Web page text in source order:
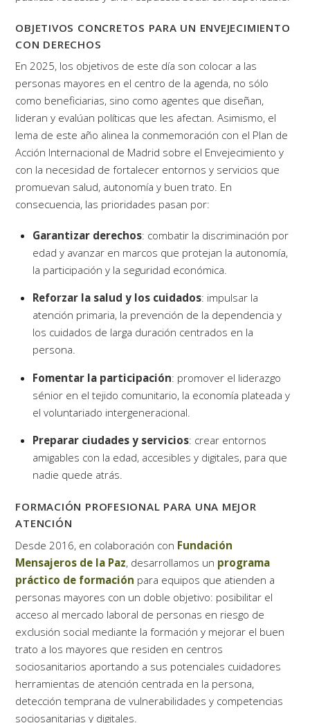
OBJETIVOS CONCRETOS PARA UN ENVEJECIMIENTO
CON DERECHOS
En 2025, los objetivos de este día son colocar a las
personas mayores en el centro de la agenda, no sólo
como beneficiarias, sino como agentes que diseñan,
lideran y evalúan políticas que les afectan. Asimismo, el
lema de este año alinea la conmemoración con el Plan de
Acción Internacional de Madrid sobre el Envejecimiento y
con la necesidad de fortalecer entornos y servicios que
promuevan salud, autonomía y buen trato. En
consecuencia, las prioridades pasan por:
Garantizar derechos: combatir la discriminación por
edad y avanzar en marcos que protejan la autonomía,
la participación y la seguridad económica.
Reforzar la salud y los cuidados: impulsar la
atención primaria, la prevención de la dependencia y
los cuidados de larga duración centrados en la
persona.
Fomentar la participación: promover el liderazgo
sénior en el tejido comunitario, la economía plateada y
el voluntariado intergeneracional.
Preparar ciudades y servicios: crear entornos
amigables con la edad, accesibles y digitales, para que
nadie quede atrás.
FORMACIÓN PROFESIONAL PARA UNA MEJOR
ATENCIÓN
Desde 2016, en colaboración con Fundación
Mensajeros de la Paz, desarrollamos un programa
práctico de formación para equipos que atienden a
personas mayores con un doble objetivo: posibilitar el
acceso al mercado laboral de personas en riesgo de
exclusión social mediante la formación y mejorar el buen
trato a los mayores que residen en centros
sociosanitarios aportando a sus potenciales cuidadores
herramientas de atención centrada en la persona,
detección temprana de vulnerabilidades y competencias
sociosanitarias y digitales.